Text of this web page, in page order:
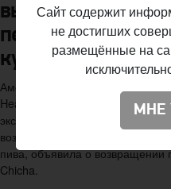
выпускает пиво с
пережёванной
кукурузой
Американская пивоварня Dogfish
Head, известная своими
экспериментами и попытками
возрождения исторических
пива, объявила о возвращении
Chicha.
Сайт содержит
не достигших
размещённые на
МНЕ